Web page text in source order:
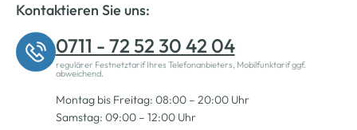
Kontaktieren Sie uns:
0711 - 72 52 30 42 04
regulärer Festnetztarif Ihres Telefonanbieters, Mobilfunktarif ggf.
abweichend.
Montag bis Freitag: 08:00 – 20:00 Uhr
Samstag: 09:00 – 12:00 Uhr